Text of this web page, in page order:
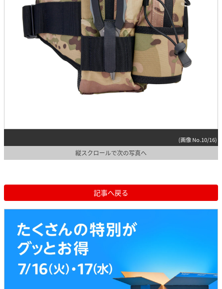
(画像 No.10/16)
縦スクロールで次の写真へ
記事へ戻る